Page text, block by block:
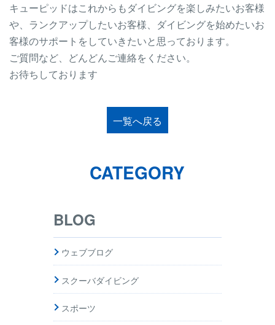
キューピッドはこれからもダイビングを楽しみたいお客様
や、ランクアップしたいお客様、ダイビングを始めたいお
客様のサポートをしていきたいと思っております。
ご質問など、どんどんご連絡をください。
お待ちしております
一覧へ戻る
CATEGORY
BLOG
ウェブブログ
スクーバダイビング
スポーツ